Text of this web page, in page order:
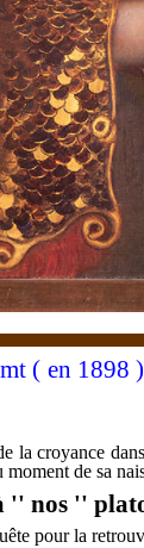
( en 1898
croyance
de sa
nos ''
pour la